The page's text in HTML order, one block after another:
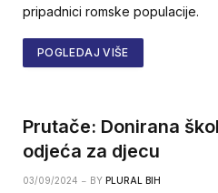
pripadnici romske populacije.
POGLEDAJ VIŠE
Prutače: Donirana
odjeća za djecu
03/09/2024 BY PLURAL BIH